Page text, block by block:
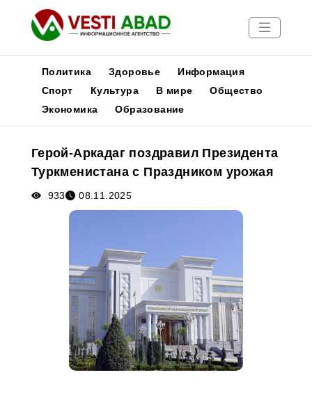
Новости
Медиа
Афиша
Политика Здоровье
Информация
Спорт
Культура В мире
Общество
Экономика
Образование
Герой-Аркадаг поздравил Президента
Туркменистана с Праздником урожая
933 08.11.2025